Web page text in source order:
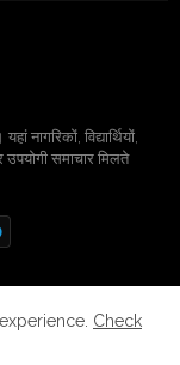
नागरिकों, विद्यार्थियों,
उपयोगी समाचार मिलते
PolicyCheck